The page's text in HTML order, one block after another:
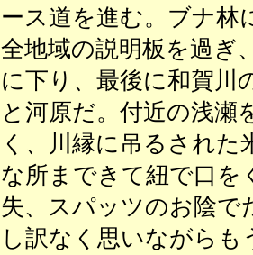
ース道を進む。ブナ林
全地域の説明板を過ぎ
に下り、最後に和賀川
と河原だ。付近の浅瀬
く、川縁に吊るされた
な所まできて紐で口を
失、スパッツのお陰で
し訳なく思いながらも